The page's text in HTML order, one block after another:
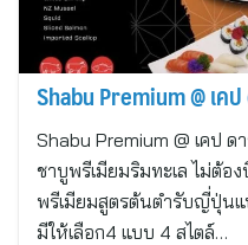
Shabu Premium @ เค
Shabu Premium @ เคป
ชาบูพรีเมียมริมทะเล ไม่ต้อ
พรีเมียมสูตรต้นตำรับญี่ปุ่น
มีให้เลือก4 แบบ 4 สไตล์…